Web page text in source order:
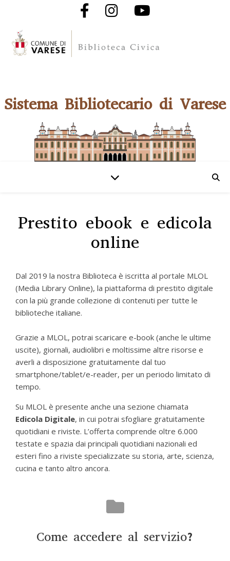
Sistema Bibliotecario di Varese
Prestito ebook e edicola
online
Dal 2019 la nostra Biblioteca è iscritta al portale MLOL
(Media Library Online), la piattaforma di prestito digitale
con la più grande collezione di contenuti per tutte le
biblioteche italiane.
Grazie a MLOL, potrai scaricare e-book (anche le ultime
uscite), giornali, audiolibri e moltissime altre risorse e
averli a disposizione gratuitamente dal tuo
smartphone/tablet/e-reader, per un periodo limitato di
tempo.
Su MLOL è presente anche una sezione chiamata
Edicola Digitale, in cui potrai sfogliare gratuitamente
quotidiani e riviste. L’offerta comprende oltre 6.000
testate e spazia dai principali quotidiani nazionali ed
esteri fino a riviste specializzate su storia, arte, scienza,
cucina e tanto altro ancora.
Come accedere al servizio?